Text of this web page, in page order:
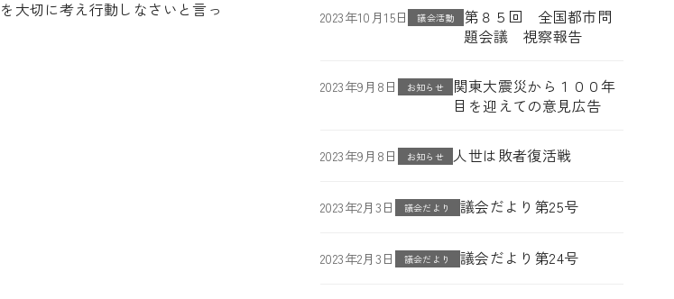
大切に考え行動しなさいと言っ
2023年10月15日 議会活動
第８５回 全国都市問
題会議 視察報告
2023年9月8日 お知らせ
関東大震災から１００年
目を迎えての意見広告
2023年9月8日 お知らせ 人世は敗者復活戦
2023年2月3日 議会だより 議会だより第25号
2023年2月3日 議会だより 議会だより第24号